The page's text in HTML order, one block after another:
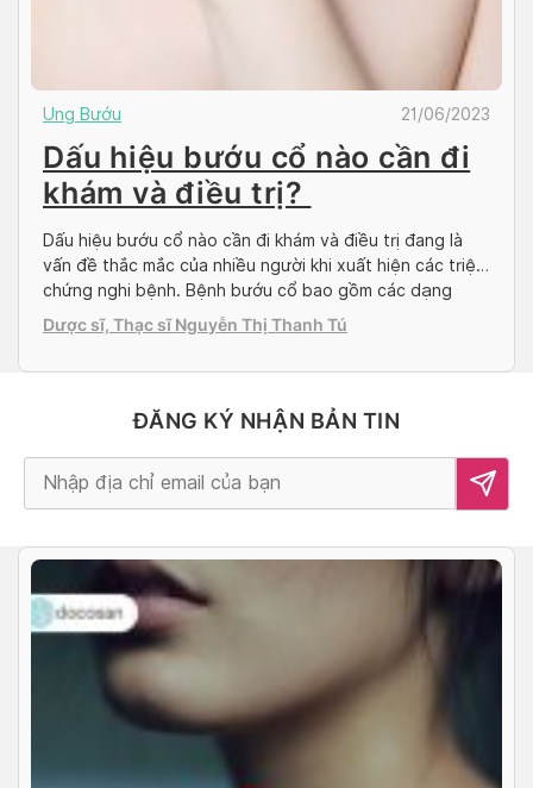
Ung Bướu 21/06/2023
Dấu hiệu bướu cổ nào cần đi
khám và điều trị?
Dấu hiệu bướu cổ nào cần đi khám và điều trị đang là
vấn đề thắc mắc của nhiều người khi xuất hiện các triệu
chứng nghi bệnh. Bệnh bướu cổ bao gồm các dạng
khác nhau về hình thể và chức năng như bướu giáp đơn
thuần, bướu giáp đơn nhân hoặc đa nhân. […]
Dược sĩ, Thạc sĩ Nguyễn Thị Thanh Tú
ĐĂNG KÝ NHẬN BẢN TIN